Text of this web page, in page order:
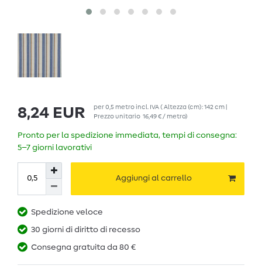
8,24 EUR per0,5 metroincl. IVA( Altezza (cm): 142 cm |
Prezzo unitario 16,49 € / metro)
Pronto per la spedizione immediata, tempi di consegna:
5–7 giorni lavorativi
Aggiungi al carrello
Spedizione veloce
30 giorni di diritto di recesso
Consegna gratuita da 80 €